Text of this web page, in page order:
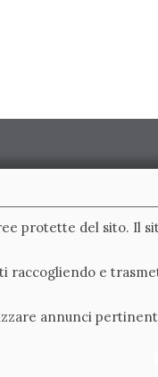
protette del sito. Il
raccogliendo e
annunci